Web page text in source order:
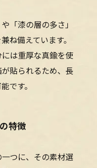
「漆の層の多さ」
ね備えています。
は重厚な真鍮を使
貼られるため、長
です。
特徴
つに、その素材選